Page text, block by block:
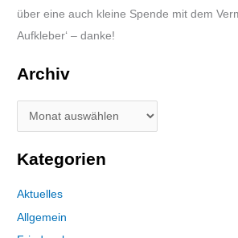
über eine auch kleine Spende mit dem
Aufkleber‘ – danke!
Archiv
Kategorien
Aktuelles
Allgemein